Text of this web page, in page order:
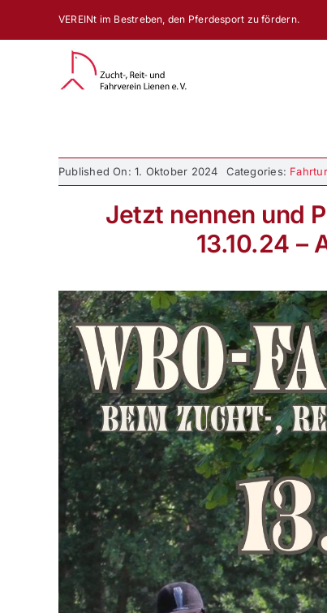
VEREINt im Bestreben, den Pferdesport zu fördern.
Published On: 1. Oktober 2024 Categories:
Jetzt nennen und
13.10.24 –